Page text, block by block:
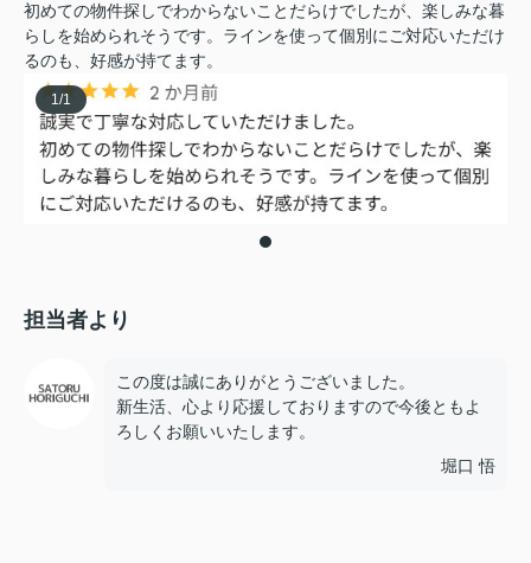
初めての物件探しでわからないことだらけでしたが、楽しみな暮
らしを始められそうです。ラインを使って個別にご対応いただけ
るのも、好感が持てます。
1/1
担当者より
この度は誠にありがとうございました。
新生活、心より応援しておりますので今後ともよ
ろしくお願いいたします。
堀口 悟